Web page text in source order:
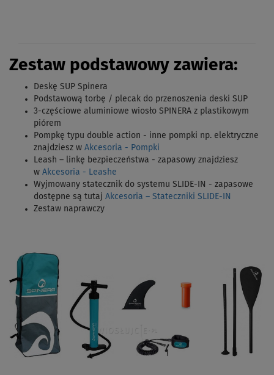
Zestaw podstawowy zawiera:
Deskę SUP Spinera
Podstawową torbę / plecak do przenoszenia deski SUP
3-częściowe aluminiowe wiosło SPINERA z plastikowym
piórem
Pompkę typu double action - inne pompki np. elektryczne
znajdziesz w Akcesoria - Pompki
Leash – linkę bezpieczeństwa - zapasowy znajdziesz
w Akcesoria - Leashe
Wyjmowany statecznik do systemu SLIDE-IN - zapasowe
dostępne są tutaj Akcesoria – Stateczniki SLIDE-IN
Zestaw naprawczy